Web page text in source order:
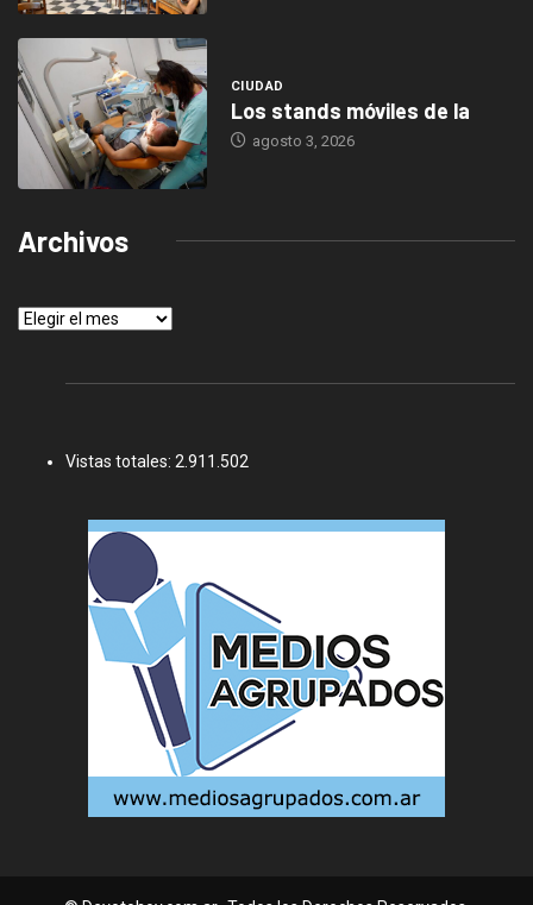
CIUDAD
Los stands móviles de la
agosto 3, 2026
Archivos
Archivos
Vistas totales: 2.911.502